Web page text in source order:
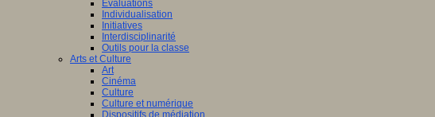
Evaluations
Individualisation
Initiatives
Interdisciplinarité
Outils pour la classe
Arts et Culture
Art
Cinéma
Culture
Culture et numérique
Dispositifs de médiation